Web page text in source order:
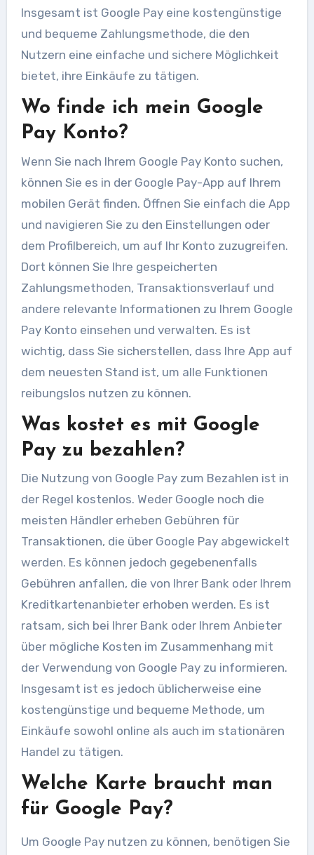
Insgesamt ist Google Pay eine kostengünstige
und bequeme Zahlungsmethode, die den
Nutzern eine einfache und sichere Möglichkeit
bietet, ihre Einkäufe zu tätigen.
Wo finde ich mein Google
Pay Konto?
Wenn Sie nach Ihrem Google Pay Konto suchen,
können Sie es in der Google Pay-App auf Ihrem
mobilen Gerät finden. Öffnen Sie einfach die App
und navigieren Sie zu den Einstellungen oder
dem Profilbereich, um auf Ihr Konto zuzugreifen.
Dort können Sie Ihre gespeicherten
Zahlungsmethoden, Transaktionsverlauf und
andere relevante Informationen zu Ihrem Google
Pay Konto einsehen und verwalten. Es ist
wichtig, dass Sie sicherstellen, dass Ihre App auf
dem neuesten Stand ist, um alle Funktionen
reibungslos nutzen zu können.
Was kostet es mit Google
Pay zu bezahlen?
Die Nutzung von Google Pay zum Bezahlen ist in
der Regel kostenlos. Weder Google noch die
meisten Händler erheben Gebühren für
Transaktionen, die über Google Pay abgewickelt
werden. Es können jedoch gegebenenfalls
Gebühren anfallen, die von Ihrer Bank oder Ihrem
Kreditkartenanbieter erhoben werden. Es ist
ratsam, sich bei Ihrer Bank oder Ihrem Anbieter
über mögliche Kosten im Zusammenhang mit
der Verwendung von Google Pay zu informieren.
Insgesamt ist es jedoch üblicherweise eine
kostengünstige und bequeme Methode, um
Einkäufe sowohl online als auch im stationären
Handel zu tätigen.
Welche Karte braucht man
für Google Pay?
Um Google Pay nutzen zu können, benötigen Sie